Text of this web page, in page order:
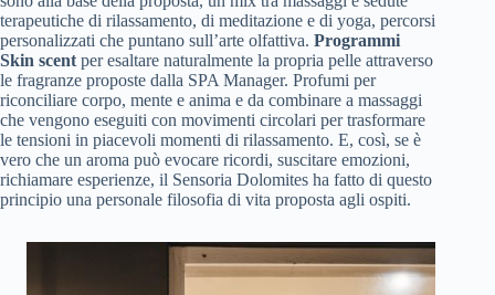
terapeutiche di rilassamento, di meditazione e di yoga, percorsi
personalizzati che puntano sull’arte olfattiva. Programmi
Skin scent per esaltare naturalmente la propria pelle attraverso
le fragranze proposte dalla SPA Manager. Profumi per
riconciliare corpo, mente e anima e da combinare a massaggi
che vengono eseguiti con movimenti circolari per trasformare
le tensioni in piacevoli momenti di rilassamento. E, così, se è
vero che un aroma può evocare ricordi, suscitare emozioni,
richiamare esperienze, il Sensoria Dolomites ha fatto di questo
principio una personale filosofia di vita proposta agli ospiti.